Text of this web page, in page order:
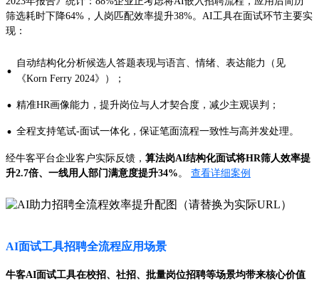
筛选耗时下降64%，人岗匹配效率提升38%。AI工具在面试环节主要实
现：
· 自动结构化分析候选人答题表现与语言、情绪、表达能力（见
《Korn Ferry 2024》）；
· 精准HR画像能力，提升岗位与人才契合度，减少主观误判；
· 全程支持笔试-面试一体化，保证笔面流程一致性与高并发处理。
经牛客平台企业客户实际反馈， 算法岗AI结构化面试将HR筛人效率提
升2.7倍、一线用人部门满意度提升34%。 查看详细案例
AI面试工具招聘全流程应用场景
牛客AI面试工具在校招、社招、批量岗位招聘等场景均带来核心价值